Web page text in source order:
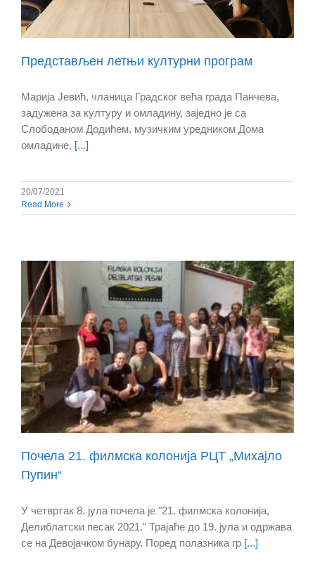
Представљен летњи културни програм
Марија Јевић, чланица Градског већа града Панчева,
задужена за културу и омладину, заједно је са
Слободаном Додићем, музичким уредником Дома
омладине, [...]
20/07/2021
Read More
Почела 21. филмска колонија РЦТ „Михајло
Пупин“
У четвртак 8. јула почела је "21. филмска колонија,
Делиблатски песак 2021." Трајаће до 19. јула и одржава
се на Девојачком бунару. Поред полазника гр [...]